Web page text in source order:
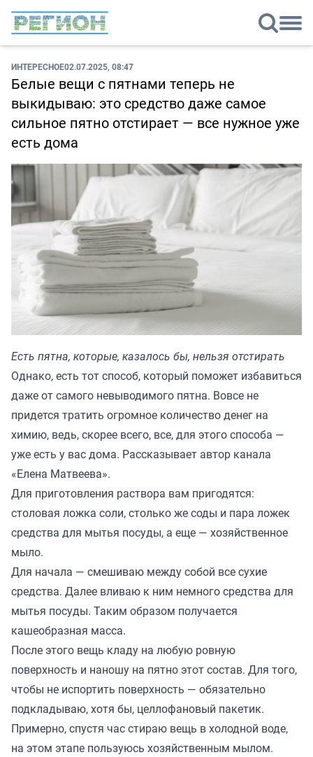
ИНТЕРЕСНОЕ02.07.2025, 08:47
Белые вещи с пятнами теперь не
выкидываю: это средство даже самое
сильное пятно отстирает — все нужное уже
есть дома
Есть пятна, которые, казалось бы, нельзя отстирать
Однако, есть тот способ, который поможет избавиться
даже от самого невыводимого пятна. Вовсе не
придется тратить огромное количество денег на
химию, ведь, скорее всего, все, для этого способа —
уже есть у вас дома. Рассказывает автор канала
«Елена Матвеева».
Для приготовления раствора вам пригодятся:
столовая ложка соли, столько же соды и пара ложек
средства для мытья посуды, а еще — хозяйственное
мыло.
Для начала — смешиваю между собой все сухие
средства. Далее вливаю к ним немного средства для
мытья посуды. Таким образом получается
кашеобразная масса.
После этого вещь кладу на любую ровную
поверхность и наношу на пятно этот состав. Для того,
чтобы не испортить поверхность — обязательно
подкладываю, хотя бы, целлофановый пакетик.
Примерно, спустя час стираю вещь в холодной воде,
на этом этапе пользуюсь хозяйственным мылом.